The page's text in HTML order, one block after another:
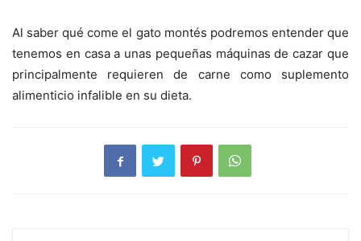
Al saber qué come el gato montés podremos entender que
tenemos en casa a unas pequeñas máquinas de cazar que
principalmente requieren de carne como suplemento
alimenticio infalible en su dieta.